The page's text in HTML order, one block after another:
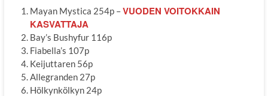
Mayan Mystica 254p –VUODEN VOITOKKAIN
KASVATTAJA
Bay’s Bushyfur 116p
Fiabella’s 107p
Keijuttaren 56p
Allegranden 27p
Hölkynkölkyn 24p